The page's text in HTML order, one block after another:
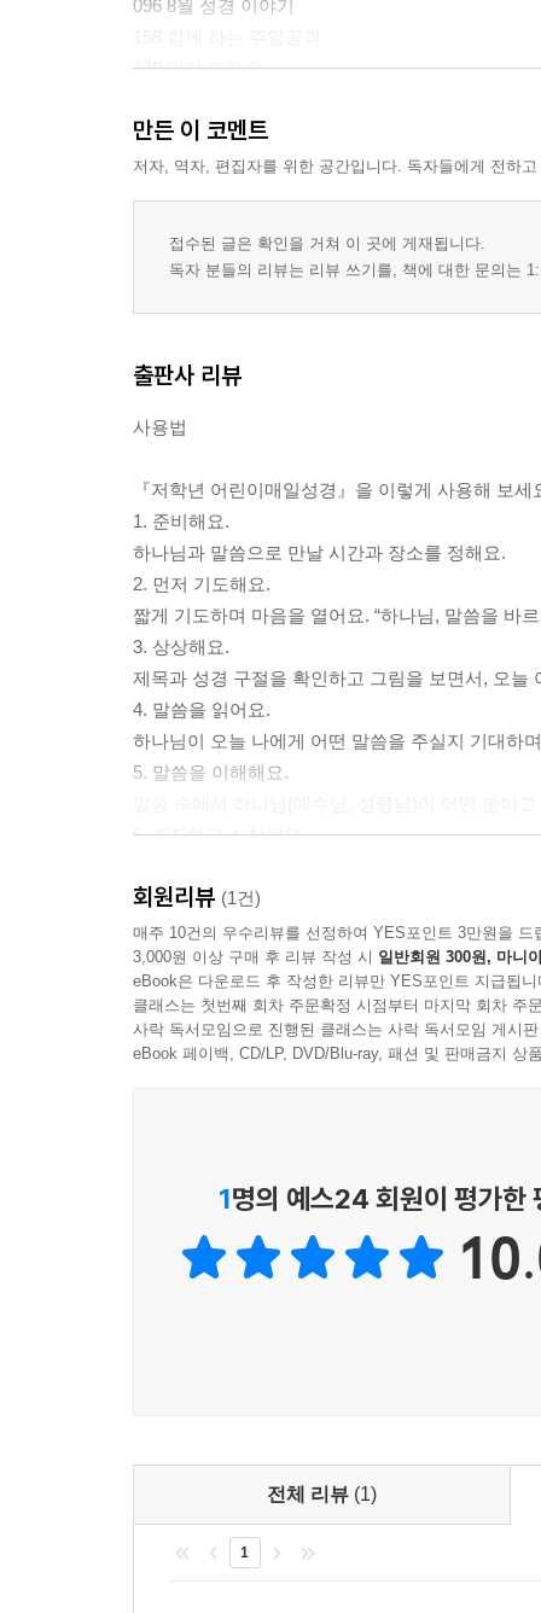
096 8월 성경 이야기
178 알려 드려요
181 어린이 도서 소개
만든 이 코멘트
저자, 역자, 편집자를 위한 공간입니다. 독자들에게 전하
접수된 글은 확인을 거쳐 이 곳에 게재됩니다.
독자 분들의 리뷰는 리뷰 쓰기를, 책에 대한 문의는
출판사 리뷰
사용법
『저학년 어린이매일성경』을 이렇게 사용해 보세
1. 준비해요.
하나님과 말씀으로 만날 시간과 장소를 정해요.
2. 먼저 기도해요.
짧게 기도하며 마음을 열어요. “하나님, 말씀을 바
3. 상상해요.
제목과 성경 구절을 확인하고 그림을 보면서, 오늘
4. 말씀을 읽어요.
하나님이 오늘 나에게 어떤 말씀을 주실지 기대하
5. 말씀을 이해해요.
6. 기도하고 실천해요.
7. 돌아봐요.
결심한 것을 잘 실천하고 있는지 점검해요.
회원리뷰 (1건)
매주 10건의 우수리뷰를 선정하여 YES포인트 3만원을 드
3,000원 이상 구매 후 리뷰 작성 시 일반회원 300원, 마니
eBook은 다운로드 후 작성한 리뷰만 YES포인트 지급됩니
클래스는 첫번째 회차 주문확정 시점부터 마지막 회차 주
사락 독서모임으로 진행된 클래스는 사락 독서모임 게시
eBook 페이백, CD/LP, DVD/Blu-ray, 패션 및 판매금지 상
1명의 예스24 회원이 평가한
전체 리뷰 (1)
1